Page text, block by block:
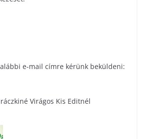
e-mail címre kérünk beküldeni:
Virágos Kis Editnél